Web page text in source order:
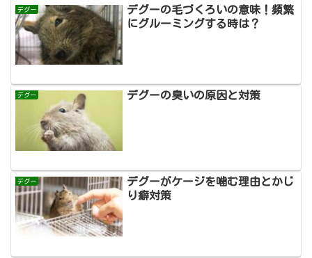
デグー
デグーの毛づくろいの意味！頻繁
にグルーミングする時は？
デグー デグーの臭いの原因と対策
デグー
デグーがケージを噛む理由とかじ
り癖対策